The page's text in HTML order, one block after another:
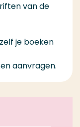
van de
je boeken
aanvragen.